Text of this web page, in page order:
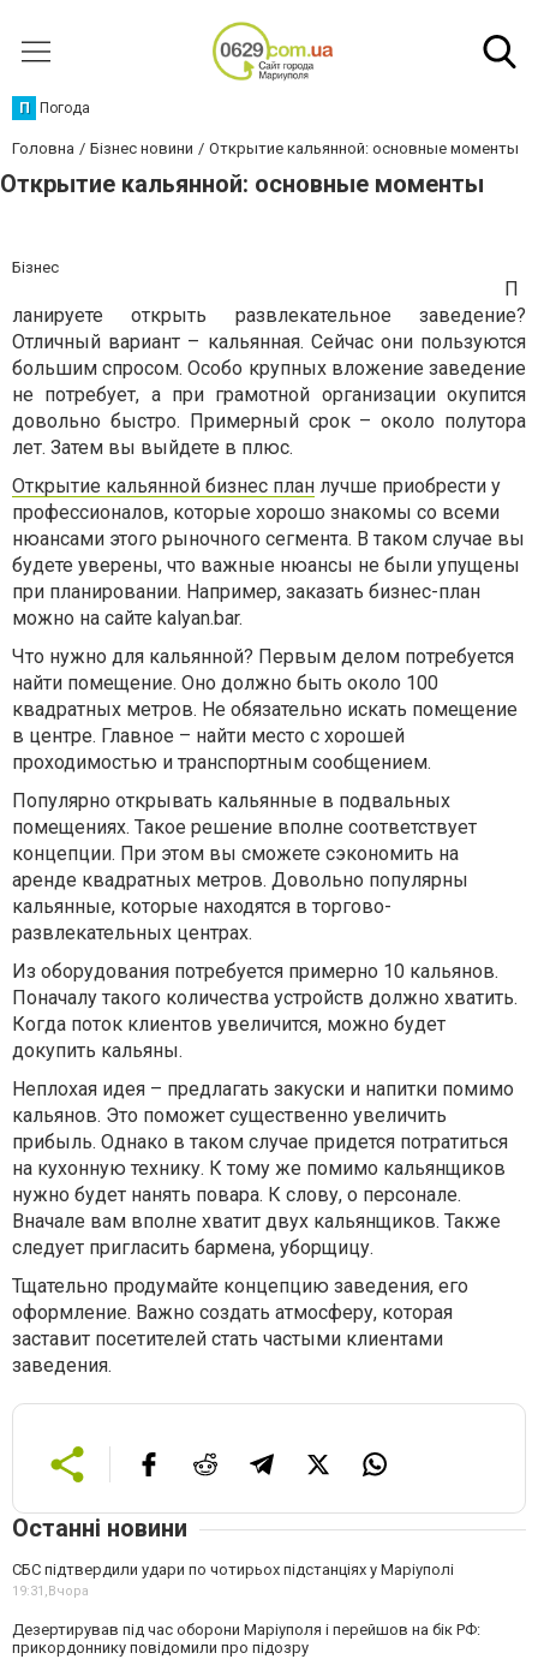
П Погода
Головна Бізнес новини Открытие кальянной: основные моменты
Открытие кальянной: основные моменты
Бізнес
П
ланируете открыть развлекательное заведение?
Отличный вариант – кальянная. Сейчас они пользуются
большим спросом. Особо крупных вложение заведение
не потребует, а при грамотной организации окупится
довольно быстро. Примерный срок – около полутора
лет. Затем вы выйдете в плюс.
Открытие кальянной бизнес план лучше приобрести у
профессионалов, которые хорошо знакомы со всеми
нюансами этого рыночного сегмента. В таком случае вы
будете уверены, что важные нюансы не были упущены
при планировании. Например, заказать бизнес-план
можно на сайте kalyan.bar.
Что нужно для кальянной? Первым делом потребуется
найти помещение. Оно должно быть около 100
квадратных метров. Не обязательно искать помещение
в центре. Главное – найти место с хорошей
проходимостью и транспортным сообщением.
Популярно открывать кальянные в подвальных
помещениях. Такое решение вполне соответствует
концепции. При этом вы сможете сэкономить на
аренде квадратных метров. Довольно популярны
кальянные, которые находятся в торгово-
развлекательных центрах.
Из оборудования потребуется примерно 10 кальянов.
Поначалу такого количества устройств должно хватить.
Когда поток клиентов увеличится, можно будет
докупить кальяны.
Неплохая идея – предлагать закуски и напитки помимо
кальянов. Это поможет существенно увеличить
прибыль. Однако в таком случае придется потратиться
на кухонную технику. К тому же помимо кальянщиков
нужно будет нанять повара. К слову, о персонале.
Вначале вам вполне хватит двух кальянщиков. Также
следует пригласить бармена, уборщицу.
Тщательно продумайте концепцию заведения, его
оформление. Важно создать атмосферу, которая
заставит посетителей стать частыми клиентами
заведения.
Останні новини
СБС підтвердили удари по чотирьох підстанціях у Маріуполі
19:31,Вчора
Дезертирував під час оборони Маріуполя і перейшов на бік РФ:
прикордоннику повідомили про підозру